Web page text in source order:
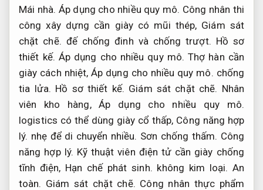
Mái nhà. Áp dụng cho nhiều quy mô. Công nhân thi
công xây dựng cần giày có mũi thép, Giám sát
chặt chẽ. đế chống đinh và chống trượt. Hồ sơ
thiết kế. Áp dụng cho nhiều quy mô. Thợ hàn cần
giày cách nhiệt,Áp dụng cho nhiều quy mô. chống
tia lửa. Hồ sơ thiết kế. Giám sát chặt chẽ. Nhân
viên kho hàng,Áp dụng cho nhiều quy mô.
logistics có thể dùng giày cổ thấp, Công năng hợp
lý. nhẹ để di chuyển nhiều. Sơn chống thấm. Công
năng hợp lý. Kỹ thuật viên điện tử cần giày chống
tĩnh điện, Hạn chế phát sinh. không kim loại. An
toàn. Giám sát chặt chẽ. Công nhân thực phẩm